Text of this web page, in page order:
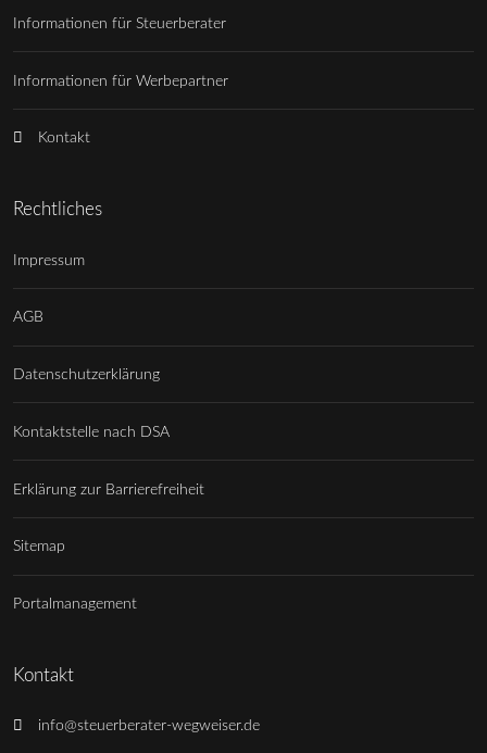
Informationen für Steuerberater
Informationen für Werbepartner
Kontakt
Rechtliches
Impressum
AGB
Datenschutzerklärung
Kontaktstelle nach DSA
Erklärung zur Barrierefreiheit
Sitemap
Portalmanagement
Kontakt
info@steuerberater-wegweiser.de